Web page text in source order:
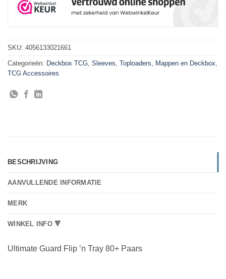
SKU: 4056133021661
Categorieën: Deckbox TCG, Sleeves, Toploaders, Mappen en Deckbox,
TCG Accessoires
BESCHRIJVING
AANVULLENDE INFORMATIE
MERK
WINKEL INFO 🔻
Ultimate Guard Flip ’n Tray 80+ Paars